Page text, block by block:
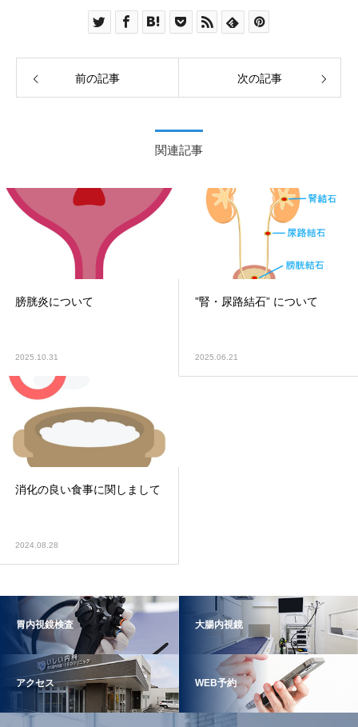
前の記事 次の記事
関連記事
膀胱炎について
2025.10.31
”腎・尿路結石” について
2025.06.21
消化の良い食事に関しまして
2024.08.28
胃内視鏡検査 大腸内視鏡
アクセス WEB予約